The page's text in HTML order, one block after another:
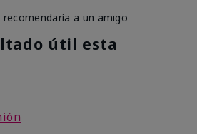
recomendaría a un amigo
útil esta